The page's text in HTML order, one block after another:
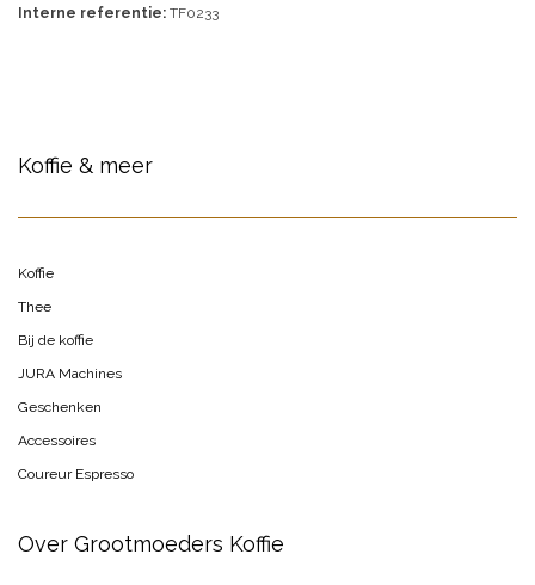
Interne referentie: TF0233
Koffie & meer
Koffie
Thee
Bij de koffie
JURA Machines
Geschenken
Accessoires
Coureur Espresso
Over Grootmoeders Koffie